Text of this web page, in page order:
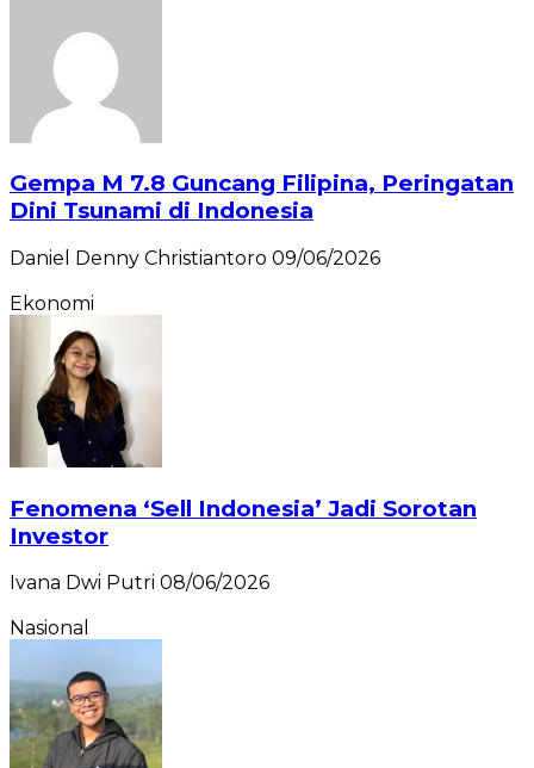
Gempa M 7.8 Guncang Filipina, Peringatan
Dini Tsunami di Indonesia
Daniel Denny Christiantoro 09/06/2026
Ekonomi
Fenomena ‘Sell Indonesia’ Jadi Sorotan
Investor
Ivana Dwi Putri 08/06/2026
Nasional